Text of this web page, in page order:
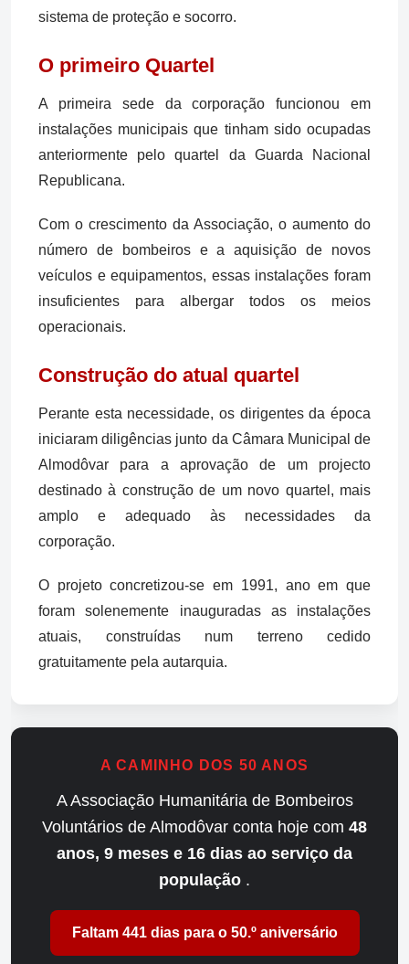
sistema de proteção e socorro.
O primeiro Quartel
A primeira sede da corporação funcionou em
instalações municipais que tinham sido ocupadas
anteriormente pelo quartel da Guarda Nacional
Republicana.
Com o crescimento da Associação, o aumento do
número de bombeiros e a aquisição de novos
veículos e equipamentos, essas instalações foram
insuficientes para albergar todos os meios
operacionais.
Construção do atual quartel
Perante esta necessidade, os dirigentes da época
iniciaram diligências junto da Câmara Municipal de
Almodôvar para a aprovação de um projecto
destinado à construção de um novo quartel, mais
amplo e adequado às necessidades da
corporação.
O projeto concretizou-se em 1991, ano em que
foram solenemente inauguradas as instalações
atuais, construídas num terreno cedido
gratuitamente pela autarquia.
A CAMINHO DOS 50 ANOS
A Associação Humanitária de Bombeiros
Voluntários de Almodôvar conta hoje com 48
anos, 9 meses e 16 dias ao serviço da
população .
Faltam 441 dias para o 50.º aniversário